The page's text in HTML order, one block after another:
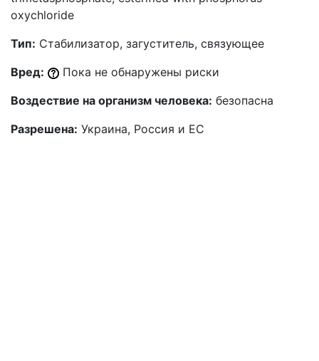
oxychloride
Тип: Стабилизатор, загуститель, связующее
Вред:
Пока не обнаружены риски
Воздествие на организм человека: безопасна
Разрешена: Украина, Россия и ЕС